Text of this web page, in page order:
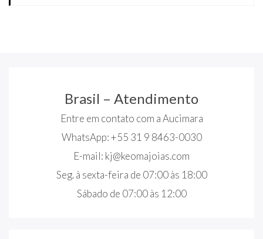
Brasil – Atendimento
Entre em contato com a Aucimara
WhatsApp: +55 31 9 8463-0030
E-mail: kj@keomajoias.com
Seg. à sexta-feira de 07:00 às 18:00
Sábado de 07:00 às 12:00